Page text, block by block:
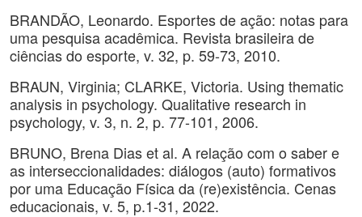
BRANDÃO, Leonardo. Esportes de ação: notas para
uma pesquisa acadêmica. Revista brasileira de
ciências do esporte, v. 32, p. 59-73, 2010.
BRAUN, Virginia; CLARKE, Victoria. Using thematic
analysis in psychology. Qualitative research in
psychology, v. 3, n. 2, p. 77-101, 2006.
BRUNO, Brena Dias et al. A relação com o saber e
as interseccionalidades: diálogos (auto) formativos
por uma Educação Física da (re)existência. Cenas
educacionais, v. 5, p.1-31, 2022.